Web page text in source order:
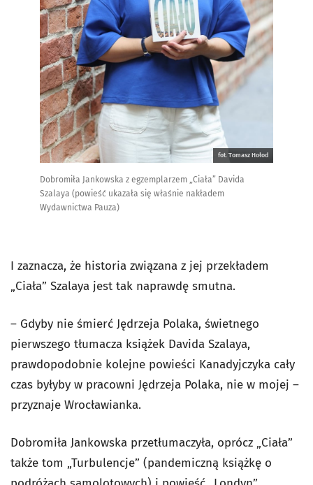
fot. Tomasz Hołod
Dobromiła Jankowska z egzemplarzem „Ciała” Davida
Szalaya (powieść ukazała się właśnie nakładem
Wydawnictwa Pauza)
I zaznacza, że historia związana z jej przekładem
„Ciała” Szalaya jest tak naprawdę smutna.
– Gdyby nie śmierć Jędrzeja Polaka, świetnego
pierwszego tłumacza książek Davida Szalaya,
prawdopodobnie kolejne powieści Kanadyjczyka cały
czas byłyby w pracowni Jędrzeja Polaka, nie w mojej –
przyznaje Wrocławianka.
Dobromiła Jankowska przetłumaczyła, oprócz „Ciała”
także tom „Turbulencje” (pandemiczną książkę o